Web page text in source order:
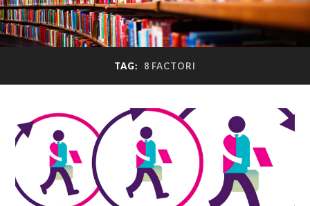
TAG: 8 FACTORI